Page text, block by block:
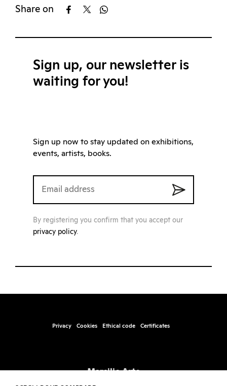
Share on
Sign up, our newsletter is
waiting for you!
Sign up now to stay updated on exhibitions,
events, artists, books.
By registering you confirm that you accept our
privacy policy.
Privacy Cookies Ethical code Certificates
Marsilio Arte
Santa Marta, Fabbricato 17, 30123 – Venice